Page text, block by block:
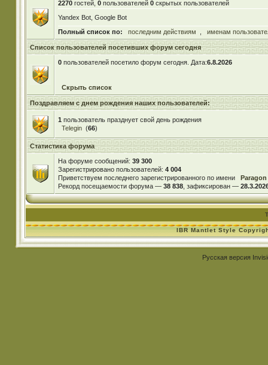
2270гостей, 0пользователей 0скрытых пользователей
Yandex Bot, Google Bot
Полный список по:
последним действиям именам
Список пользователей посетивших форум сегодня
0пользователей посетило форум сегодня. Дата:6.8.2026
Скрыть список
Поздравляем с днем рождения наших пользователей:
1 пользователь празднует свой день рождения
Telegin (66)
Статистика форума
На форуме сообщений: 39 300
Зарегистрировано пользователей: 4 004
Приветствуем последнего зарегистрированного по имени
Paragon
Рекорд посещаемости форума — 38 838, зафиксирован —
IBR Mantlet Style
Русская версия